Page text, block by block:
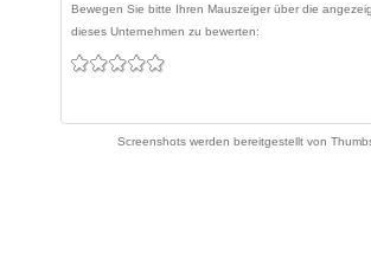
Bewegen Sie bitte Ihren Mauszeiger über die
dieses Unternehmen zu bewerten:
Screenshots werden bereitgestellt von